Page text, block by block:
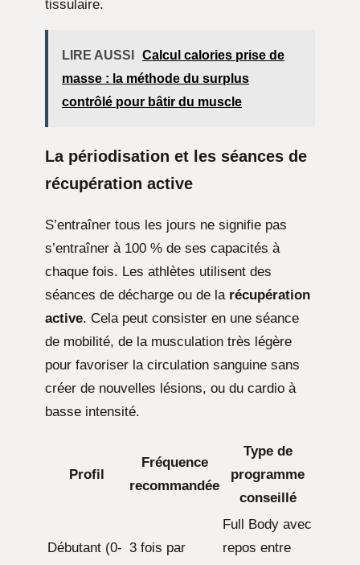
tissulaire.
LIRE AUSSI
Calcul calories prise de
masse : la méthode du surplus
contrôlé pour bâtir du muscle
La périodisation et les séances de
récupération active
S’entraîner tous les jours ne signifie pas
s’entraîner à 100 % de ses capacités à
chaque fois. Les athlètes utilisent des
séances de décharge ou de la récupération
active. Cela peut consister en une séance
de mobilité, de la musculation très légère
pour favoriser la circulation sanguine sans
créer de nouvelles lésions, ou du cardio à
basse intensité.
Profil
Fréquence
recommandée
Type de
programme
conseillé
Débutant (0- 3 fois par
Full Body avec
repos entre